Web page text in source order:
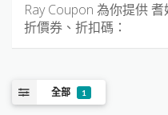
Ray Coupon 為你提供耆
折價券、折扣碼：
全部 1